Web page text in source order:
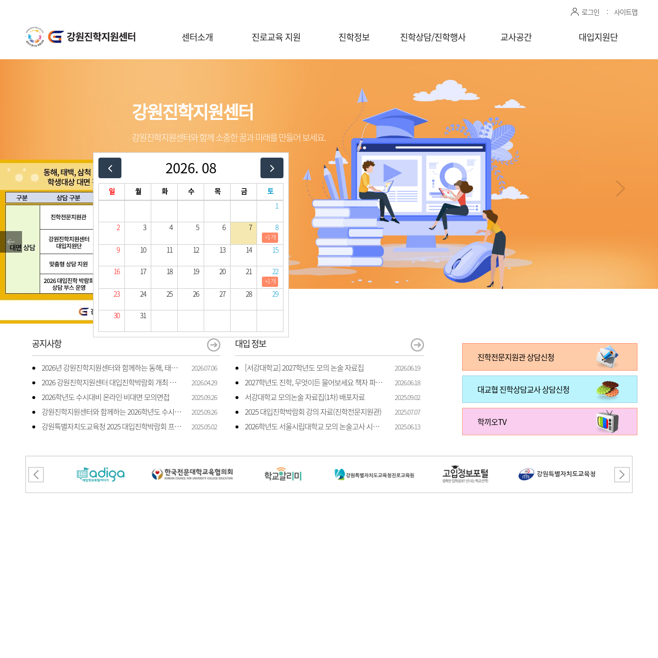
로그인 사이트맵
센터소개
공지사항
진로교육 지원
홍보자료실
전공콘서트
행사신청(진로체험)
의학계열 전공탐색
진학정보
대학별 정보
진학상담/진학행사
대교협 진학상담교사
상담신청
진학 행사신청
교사공간
감자바
찾아가는
상담/면접 요청
(학교)
대입지원단
강원진학지원센터
강원진학지원센터와 함께 소중한 꿈과 미래를 만들어 보세요.
강원진학지원센터
강원진학지원센터와 함께 소중한 꿈과 미래를 만들어 보세요.
강원진학지원센터
강원진학지원센터와 함께 소중한 꿈과 미래를 만들어 보세요.
강원진학지원센터
강원진학지원센터와 함께 소중한 꿈과 미래를 만들어 보세요.
3/ 3
2026. 08
일 월 화 수 목 금
토
1
2 3 4 5 6 7 8
+1 개
9 10 11 12 13 14 15
16 17 18 19 20 21 22
+1 개
23 24 25 26 27 28 29
30 31
공지사항
2026년 강원진학지원센터와 함께하는 동해, 태백, 삼척 지역 진학 상담 상담 안내 2026.07.06
2026 강원진학지원센터 대입진학박람회 개최 안내 2026.04.29
2026학년도 수시대비 온라인 비대면 모의면접 2025.09.26
강원진학지원센터와 함께하는 2026학년도 수시 대비 모의면접 지원 2025.09.26
강원특별자치도교육청 2025 대입진학박람회 프로그램 일정 및 신청 안내 2025.05.02
대입 정보
[서강대학교] 2027학년도 모의 논술 자료집 2026.06.19
2027학년도 진학, 무엇이든 물어보세요 책자 파일입니다. 2026.06.18
서강대학교 모의논술 자료집(1차) 배포자료 2025.09.02
2025 대입진학박람회 강의 자료(진학전문지원관) 2025.07.07
2026학년도 서울시립대학교 모의 논술고사 시행 안내 2025.06.13
진학전문지원관 상담신청
대교협 진학상담교사 상담신청
학끼오TV